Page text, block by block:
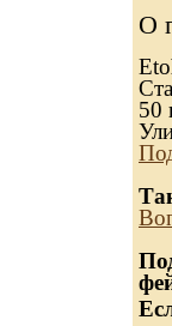
О
Eto
50